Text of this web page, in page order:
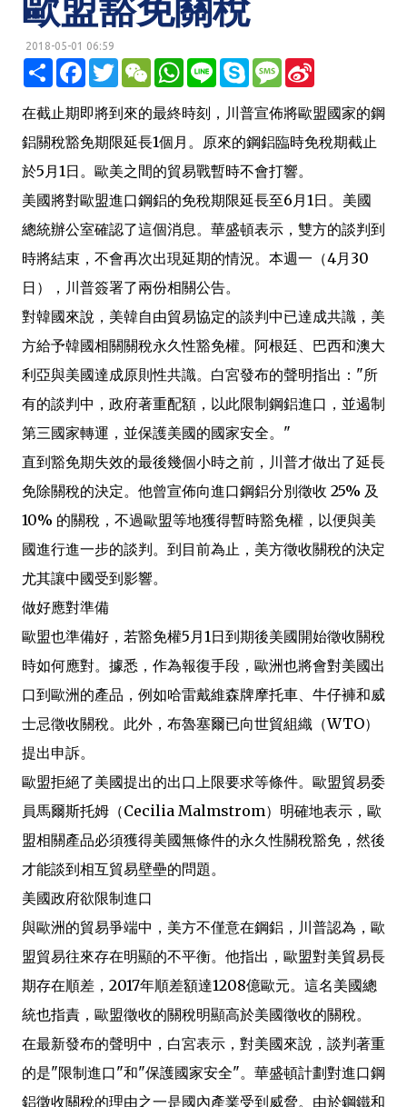
歐盟豁免關稅
2018-05-01 06:59
分
享
F
a
e
b
o
o
T
w
t
t
e
r
W
h
a
t
W
h
t
s
A
p
p
L
S
p
e
M
e
s
a
g
e
a
W
e
i
在截止期即將到來的最終時刻，川普宣佈將歐盟國家的鋼
鋁關稅豁免期限延長1個月。原來的鋼鋁臨時免稅期截止
於5月1日。歐美之間的貿易戰暫時不會打響。
美國將對歐盟進口鋼鋁的免稅期限延長至6月1日。美國
總統辦公室確認了這個消息。華盛頓表示，雙方的談判到
時將結束，不會再次出現延期的情況。本週一（4月30
日），川普簽署了兩份相關公告。
對韓國來說，美韓自由貿易協定的談判中已達成共識，美
方給予韓國相關關稅永久性豁免權。阿根廷、巴西和澳大
利亞與美國達成原則性共識。白宮發布的聲明指出："所
有的談判中，政府著重配額，以此限制鋼鋁進口，並遏制
第三國家轉運，並保護美國的國家安全。"
直到豁免期失效的最後幾個小時之前，川普才做出了延長
免除關稅的決定。他曾宣佈向進口鋼鋁分別徵收 25% 及
10% 的關稅，不過歐盟等地獲得暫時豁免權，以便與美
國進行進一步的談判。到目前為止，美方徵收關稅的決定
尤其讓中國受到影響。
做好應對準備
歐盟也準備好，若豁免權5月1日到期後美國開始徵收關稅
時如何應對。據悉，作為報復手段，歐洲也將會對美國出
口到歐洲的產品，例如哈雷戴維森牌摩托車、牛仔褲和威
士忌徵收關稅。此外，布魯塞爾已向世貿組織（WTO）
提出申訴。
歐盟拒絕了美國提出的出口上限要求等條件。歐盟貿易委
員馬爾斯托姆（Cecilia Malmstrom）明確地表示，歐
盟相關產品必須獲得美國無條件的永久性關稅豁免，然後
才能談到相互貿易壁壘的問題。
美國政府欲限制進口
與歐洲的貿易爭端中，美方不僅意在鋼鋁，川普認為，歐
盟貿易往來存在明顯的不平衡。他指出，歐盟對美貿易長
期存在順差，2017年順差額達1208億歐元。這名美國總
統也指責，歐盟徵收的關稅明顯高於美國徵收的關稅。
在最新發布的聲明中，白宮表示，對美國來說，談判著重
的是"限制進口"和"保護國家安全"。華盛頓計劃對進口鋼
鋁徵收關稅的理由之一是國內產業受到威脅。由於鋼鐵和